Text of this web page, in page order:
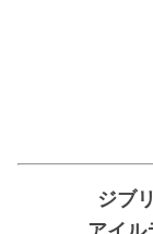
ジブ